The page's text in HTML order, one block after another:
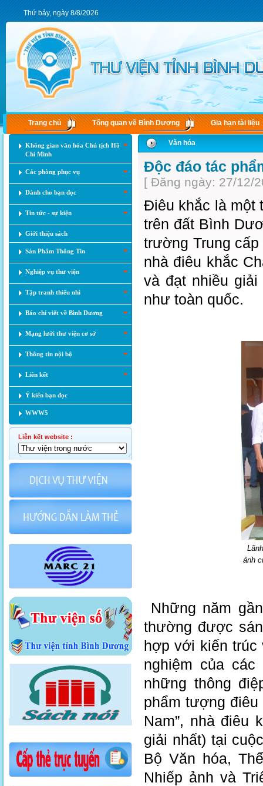
Thứ bảy, ngày 8/8/2026
Trang chủ Tổng quan về Bình Dương Gia hạn tài liệu
Không gian văn hóa Chủ tịch Hồ
Chí Minh
Các phòng phục vụ
Dành cho bạn đọc
Tin tức - sự kiện
Giới thiệu sách
Sản Phẩm Thông Tin
Nghiệp vụ thư viện
Tập tranh thiếu nhi
Báo chí viết về Bình Dương
Mạng lưới thư viện cơ sở
Thông tin nội bộ
Liên kết
Ý kiến bạn đọc
WWW5
Liên kết website :
Văn hóa
Độc đáo tác
[ Đăng ngày: 27/12/
Điêu khắc là một
trên đất Bình
trường Trung
nhà điêu khắc
và đạt nhiều
như toàn quốc.
ảnh
Những năm
thường được
hợp với kiến trúc
nghiệm của
những thông
phẩm tượng
Nam”, nhà điêu
giải nhất) tại
Bộ Văn hóa,
Nhiếp ảnh và